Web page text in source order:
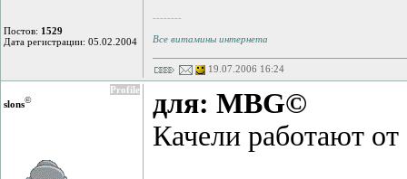
Постов: 1529
Дата регистрации: 05.02.2004
--------
Все витамины интернета
19.07.2006 16:24
Profile
slons©
для: MBG©
Качели работают от